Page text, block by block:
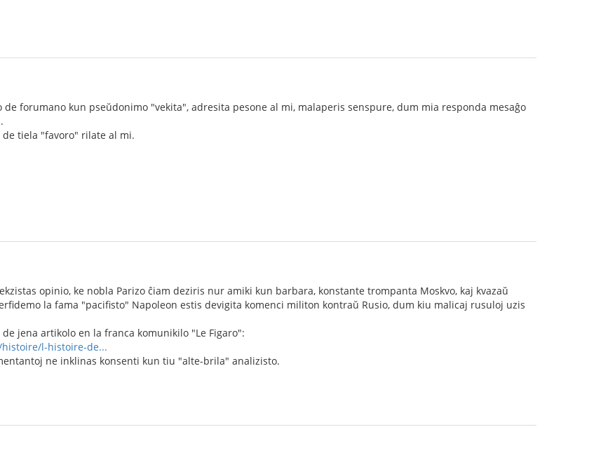
de forumano kun pseŭdonimo "vekita", adresita pesone al mi, malaperis senspure, dum mia responda mesaĝo
tiela "favoro" rilate al mi.
opinio, ke nobla Parizo ĉiam deziris nur amiki kun barbara, konstante trompanta Moskvo, kaj kvazaŭ
la fama "pacifisto" Napoleon estis devigita komenci militon kontraŭ Rusio, dum kiu malicaj rusuloj uzis
jena artikolo en la franca komunikilo "Le Figaro":
l-histoire-de...
ne inklinas konsenti kun tiu "alte-brila" analizisto.